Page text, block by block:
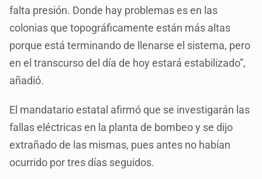
falta presión. Donde hay problemas es en las
colonias que topográficamente están más altas
porque está terminando de llenarse el sistema, pero
en el transcurso del día de hoy estará estabilizado”,
añadió.
El mandatario estatal afirmó que se investigarán las
fallas eléctricas en la planta de bombeo y se dijo
extrañado de las mismas, pues antes no habían
ocurrido por tres días seguidos.